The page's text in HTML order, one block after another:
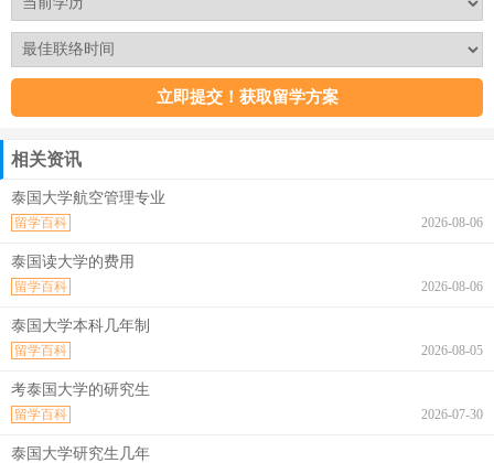
相关资讯
泰国大学航空管理专业
2026-08-06
留学百科
泰国读大学的费用
2026-08-06
留学百科
泰国大学本科几年制
2026-08-05
留学百科
考泰国大学的研究生
2026-07-30
留学百科
泰国大学研究生几年